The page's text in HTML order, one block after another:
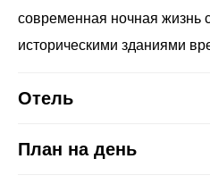
современная ночная жизнь
историческими зданиями
Отель
План на день